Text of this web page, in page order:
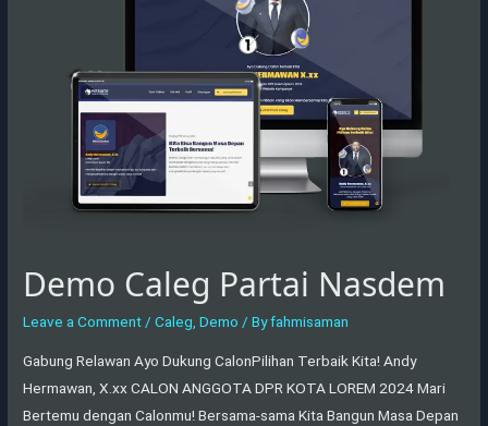
Demo Caleg Partai Nasdem
Leave a Comment/Caleg,Demo / Byfahmisaman
Gabung Relawan Ayo Dukung CalonPilihan Terbaik Kita! Andy
Hermawan, X.xx CALON ANGGOTA DPR KOTA LOREM 2024 Mari
Bertemu dengan Calonmu! Bersama-sama Kita Bangun Masa Depan